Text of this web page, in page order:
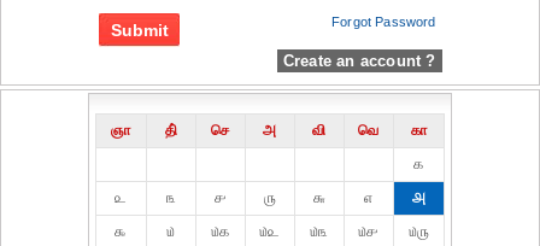
Forgot Password
Create an account ?
ஞா தி் செ அ வி வெ
கா
௧
௨
௩ ௪ ௫ ௬ ௭
௮
௯
௰ ௰௧ ௰௨ ௰௩ ௰௪
௰௫